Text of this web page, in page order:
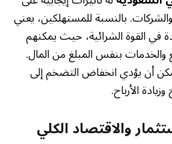
بالنسبة للمستهلكين، يعني
في القوة الشرائية، حيث يمكنهم
والخدمات بنفس المبلغ من المال.
أن يؤدي انخفاض التضخم إلى
الأرباح.
والاقتصاد الكلي